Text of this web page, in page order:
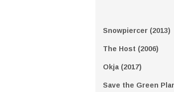
Snowpiercer (2013)
The Host (2006)
Okja (2017)
Save the Green